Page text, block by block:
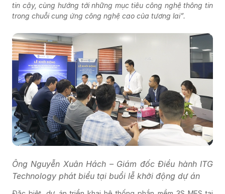
tin cậy, cùng hướng tới những mục tiêu công nghệ thông tin
trong chuỗi cung ứng công nghệ cao của tương lai”.
Ông Nguyễn Xuân Hách – Giám đốc Điều hành ITG
Technology phát biểu tại buổi lễ khởi động dự án